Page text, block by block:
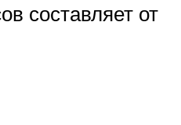
составляет от